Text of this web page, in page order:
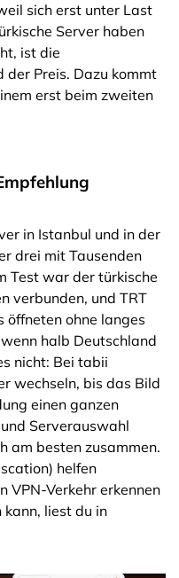
sich erst unter Last
Server haben
ist die
der Preis. Dazu kommt
erst beim zweiten
in Istanbul und in der
drei mit Tausenden
Test war der türkische
verbunden, und TRT
ohne langes
halb Deutschland
nicht: Bei tabii
wechseln, bis das Bild
einen ganzen
Serverauswahl
am besten zusammen.
helfen
VPN-Verkehr erkennen
liest du in